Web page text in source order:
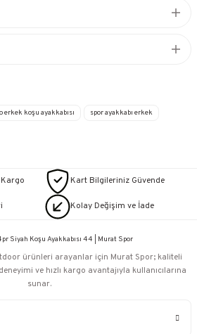
erkek koşu ayakkabısı spor ayakkabı erkek
Kart Bilgileriniz Güvende
Kolay Değişim ve İade
ürünleri arayanlar için Murat Spor; kaliteli
ve hızlı kargo avantajıyla kullanıcılarına
sunar.